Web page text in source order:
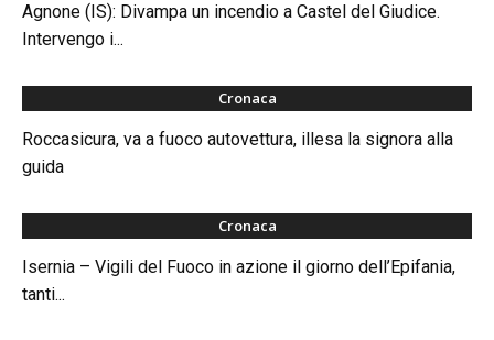
Agnone (IS): Divampa un incendio a Castel del Giudice.
Intervengo i...
Cronaca
Roccasicura, va a fuoco autovettura, illesa la signora alla
guida
Cronaca
Isernia – Vigili del Fuoco in azione il giorno dell’Epifania,
tanti...